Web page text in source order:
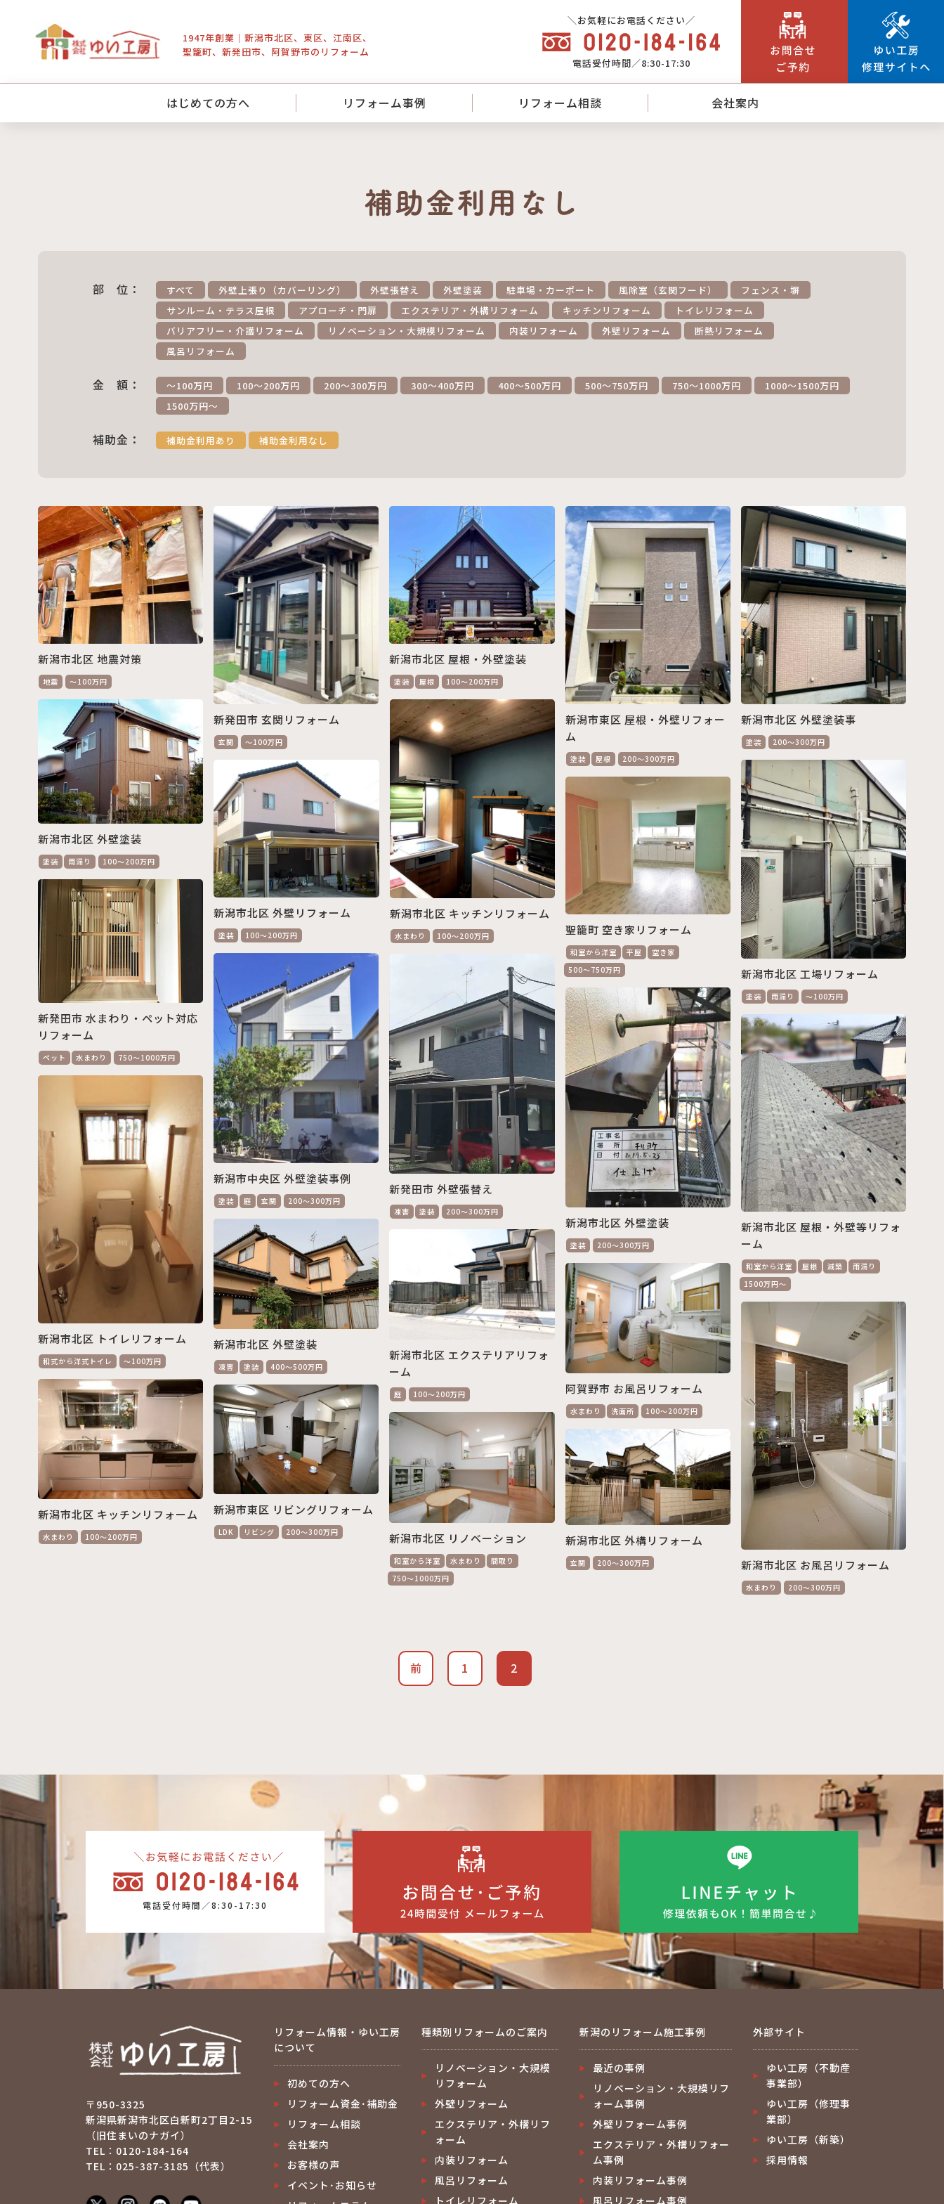
1947年創業｜新潟市北区、東区、江南区、
聖籠町、新発田市、阿賀野市のリフォーム
＼お気軽にお電話ください／
電話受付時間／8:30-17:30
はじめての方へ リフォーム事例 リフォーム相談 会社案内
補助金利用なし
部 位： すべて 外壁上張り（カバーリング） 外壁張替え 外壁塗装 駐車場・カーポート 風除室（玄関フード）
フェンス・塀
サンルーム・テラス屋根
アプローチ・門扉 エクステリア・外構リフォーム キッチンリフォーム
トイレリフォーム
バリアフリー・介護リフォーム
リノベーション・大規模リフォーム 内装リフォーム 外壁リフォーム
断熱リフォーム
風呂リフォーム
金 額： ～100万円 100～200万円 200～300万円 300～400万円 400～500万円 500～750万円 750～1000万円
1000～1500万円
1500万円～
補助金： 補助金利用あり 補助金利用なし
新潟市北区 地震対策
地震 ～100万円
新発田市 玄関リフォーム
玄関 ～100万円
新潟市北区 屋根・外壁塗装
塗装 屋根 100～200万円
新潟市東区 屋根・外壁リフォー
ム
塗装 屋根 200～300万円
新潟市北区 外壁塗装事
塗装 200～300万円
新潟市北区 外壁塗装
塗装 雨漏り 100～200万円
新潟市北区 キッチンリフォーム
水まわり 100～200万円
新潟市北区 外壁リフォーム
塗装 100～200万円
新潟市北区 工場リフォーム
塗装 雨漏り ～100万円
聖籠町 空き家リフォーム
和室から洋室 平屋
空き家
500～750万円
新発田市 水まわり・ペット対応
リフォーム
ペット 水まわり 750～1000万円
新潟市中央区 外壁塗装事例
塗装 庭 玄関 200～300万円
新発田市 外壁張替え
凍害 塗装 200～300万円
新潟市北区 外壁塗装
塗装 200～300万円
新潟市北区 屋根・外壁等リフォ
ーム
和室から洋室 屋根 減築
雨漏り
1500万円～
新潟市北区 トイレリフォーム
和式から洋式トイレ ～100万円
新潟市北区 外壁塗装
凍害 塗装 400～500万円
新潟市北区 エクステリアリフォ
ーム
庭 100～200万円 阿賀野市 お風呂リフォーム
水まわり 洗面所 100～200万円
新潟市北区 お風呂リフォーム
水まわり 200～300万円
新潟市北区 キッチンリフォーム
水まわり 100～200万円
新潟市東区 リビングリフォーム
LDK リビング 200～300万円 新潟市北区 リノベーション
和室から洋室 水まわり
間取り
750～1000万円
新潟市北区 外構リフォーム
玄関 200～300万円
前 1 2
電話受付時間／8:30-17:30
〒950-3325
新潟県新潟市北区白新町2丁目2-15
（旧住まいのナガイ）
TEL：0120-184-164
TEL：025-387-3185（代表）
リフォーム情報・ゆい工房
について
初めての方へ
リフォーム資金･補助金
リフォーム相談
会社案内
お客様の声
イベント･お知らせ
種類別リフォームのご案内
リノベーション・大規模
リフォーム
外壁リフォーム
エクステリア・外構リフ
ォーム
内装リフォーム
風呂リフォーム
トイレリフォーム
新潟のリフォーム施工事例
最近の事例
リノベーション・大規模リフ
ォーム事例
外壁リフォーム事例
エクステリア・外構リフォー
ム事例
内装リフォーム事例
風呂リフォーム事例
外部サイト
ゆい工房（不動産
事業部）
ゆい工房（修理事
業部）
ゆい工房（新築）
採用情報